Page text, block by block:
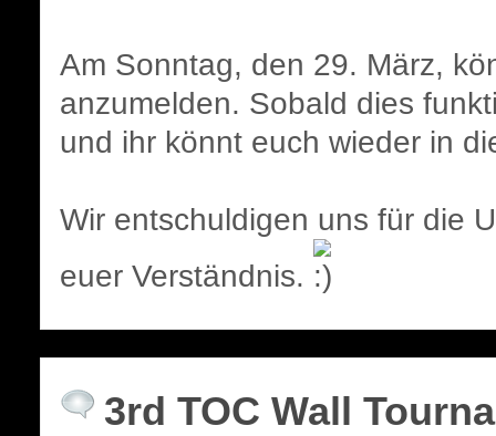
Am Sonntag, den 29. März,
anzumelden. Sobald dies
und ihr könnt euch wieder in
Wir entschuldigen uns für die
euer Verständnis.
3rd TOC Wall